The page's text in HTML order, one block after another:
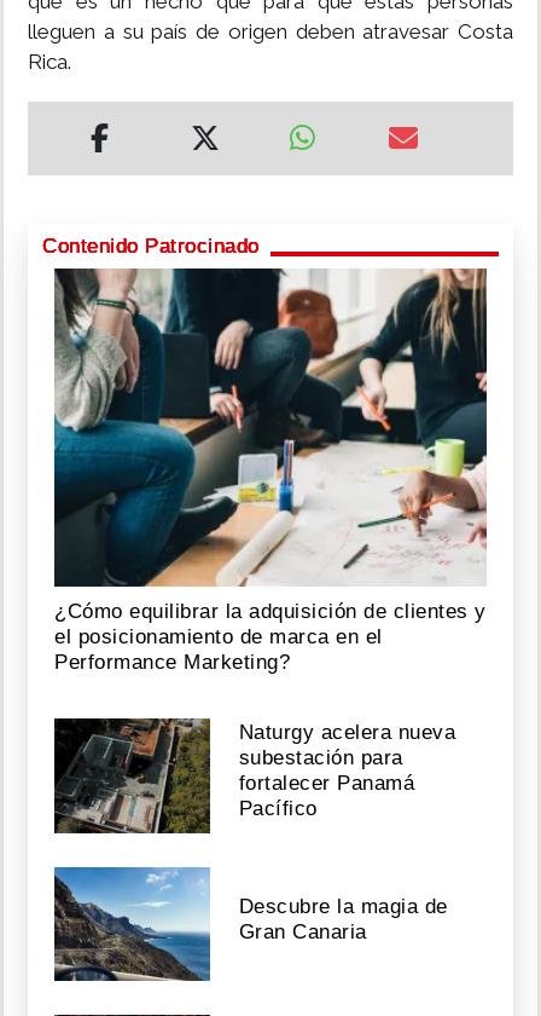
lleguen a su país de origen deben atravesar Costa
Rica.
Contenido Patrocinado
¿Cómo equilibrar la adquisición de clientes y
el posicionamiento de marca en el
Performance Marketing?
Naturgy acelera nueva
subestación para
fortalecer Panamá
Pacífico
Descubre la magia de
Gran Canaria